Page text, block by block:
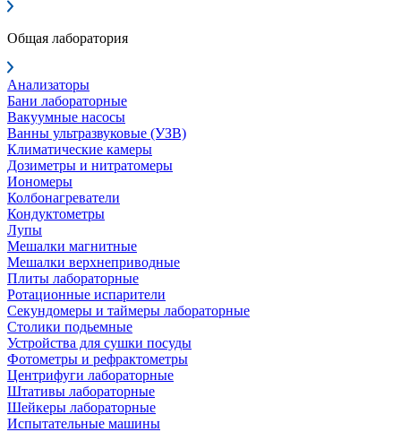
Общая лаборатория
Анализаторы
Бани лабораторные
Вакуумные насосы
Ванны ультразвуковые (УЗВ)
Климатические камеры
Дозиметры и нитратомеры
Иономеры
Колбонагреватели
Кондуктометры
Лупы
Мешалки магнитные
Мешалки верхнеприводные
Плиты лабораторные
Ротационные испарители
Секундомеры и таймеры лабораторные
Столики подьемные
Устройства для сушки посуды
Фотометры и рефрактометры
Центрифуги лабораторные
Штативы лабораторные
Шейкеры лабораторные
Испытательные машины